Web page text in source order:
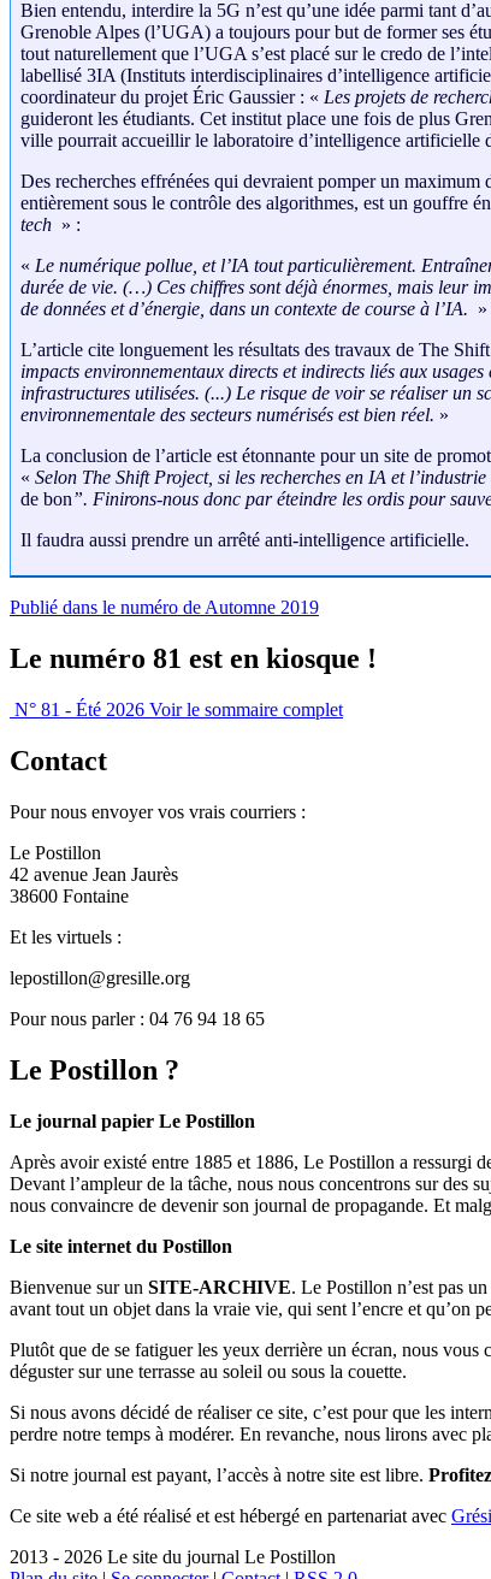
Bien entendu, interdire la 5G n’est qu’une idée parmi tant
Grenoble Alpes (l’UGA) a toujours pour but de former ses
tout naturellement que l’UGA s’est placé sur le credo de
labellisé 3IA (Instituts interdisciplinaires d’intelligence
coordinateur du projet Éric Gaussier : « Les projets de
guideront les étudiants. Cet institut place une fois de plus
ville pourrait accueillir le laboratoire d’intelligence artificielle
Des recherches effrénées qui devraient pomper un
entièrement sous le contrôle des algorithmes, est un gouffre
tech » :
« Le numérique pollue, et l’IA tout particulièrement.
durée de vie. (…) Ces chiffres sont déjà énormes, mais leur
de données et d’énergie, dans un contexte de course à l’IA. »
L’article cite longuement les résultats des travaux de The
impacts environnementaux directs et indirects liés aux
infrastructures utilisées. (...) Le risque de voir se réaliser un
environnementale des secteurs numérisés est bien réel. »
La conclusion de l’article est étonnante pour un site de
« Selon The Shift Project, si les recherches en IA et
de bon”. Finirons-nous donc par éteindre les ordis pour
Il faudra aussi prendre un arrêté anti-intelligence artificielle.
Publié dans le numéro de Automne 2019
Le numéro 81 est en kiosque !
N° 81 - Été 2026 Voir le sommaire complet
Contact
Pour nous envoyer vos vrais courriers :
Le Postillon
42 avenue Jean Jaurès
38600 Fontaine
Et les virtuels :
lepostillon@gresille.org
Pour nous parler : 04 76 94 18 65
Le Postillon ?
Le journal papier Le Postillon
Après avoir existé entre 1885 et 1886, Le Postillon a ressurgi
Devant l’ampleur de la tâche, nous nous concentrons sur des
nous convaincre de devenir son journal de propagande. Et
Le site internet du Postillon
Bienvenue sur un SITE-ARCHIVE. Le Postillon n’est pas
avant tout un objet dans la vraie vie, qui sent l’encre et qu’on
Plutôt que de se fatiguer les yeux derrière un écran, nous
déguster sur une terrasse au soleil ou sous la couette.
Si nous avons décidé de réaliser ce site, c’est pour que les
perdre notre temps à modérer. En revanche, nous lirons avec
Si notre journal est payant, l’accès à notre site est libre.
Ce site web a été réalisé et est hébergé en partenariat avec
2013 - 2026 Le site du journal Le Postillon